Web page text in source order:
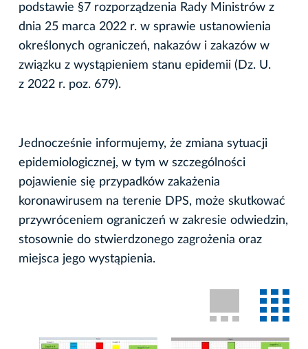
podstawie §7 rozporządzenia Rady Ministrów z
dnia 25 marca 2022 r. w sprawie ustanowienia
określonych ograniczeń, nakazów i zakazów w
związku z wystąpieniem stanu epidemii (Dz. U.
z 2022 r. poz. 679).
Jednocześnie informujemy, że zmiana sytuacji
epidemiologicznej, w tym w szczególności
pojawienie się przypadków zakażenia
koronawirusem na terenie DPS, może skutkować
przywróceniem ograniczeń w zakresie odwiedzin,
stosownie do stwierdzonego zagrożenia oraz
miejsca jego wystąpienia.